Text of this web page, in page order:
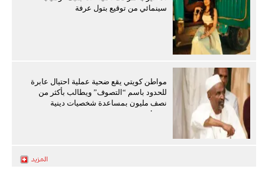
سينمائي من توقيع بتول عرفة
مواطن كويتي يقع ضحية عملية احتيال عابرة
للحدود باسم “التصوف” ويطالب بأكثر من
نصف مليون بمساعدة شخصيات دينية
سودانية